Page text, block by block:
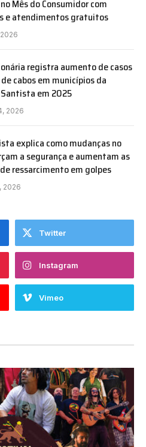
Mês do Consumidor com
e atendimentos gratuitos
registra aumento de casos
cabos em municípios da
em 2025
2026
explica como mudanças no
a segurança e aumentam as
ressarcimento em golpes
2026
Twitter
Instagram
Vimeo